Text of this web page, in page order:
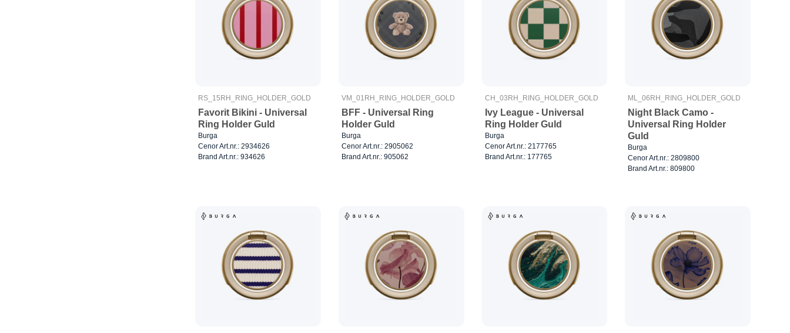
RS_15RH_RING_HOLDER_GOLD
Favorit Bikini - Universal
Ring Holder Guld
Burga
Cenor Art.nr.: 2934626
Brand Art.nr.: 934626
VM_01RH_RING_HOLDER_GOLD
BFF - Universal Ring
Holder Guld
Burga
Cenor Art.nr.: 2905062
Brand Art.nr.: 905062
CH_03RH_RING_HOLDER_GOLD
Ivy League - Universal
Ring Holder Guld
Burga
Cenor Art.nr.: 2177765
Brand Art.nr.: 177765
ML_06RH_RING_HOLDER_GOLD
Night Black Camo -
Universal Ring Holder
Guld
Burga
Cenor Art.nr.: 2809800
Brand Art.nr.: 809800